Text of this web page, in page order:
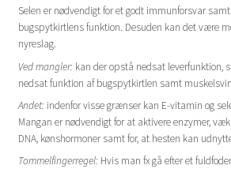
Selen er nødvendigt for et godt immunforsvar
bugspytkirtlens funktion. Desuden kan det være
nyreslag.
Ved mangler:kan der opstå nedsat leverfunktion,
nedsat funktion af bugspytkirtlen samt
Andet:indenfor visse grænser kan E-vitamin og
Mangan er nødvendigt for at aktivere enzymer,
DNA, kønshormoner samt for, at hesten kan
Tommelfingerregel:Hvis man fx gå efter et